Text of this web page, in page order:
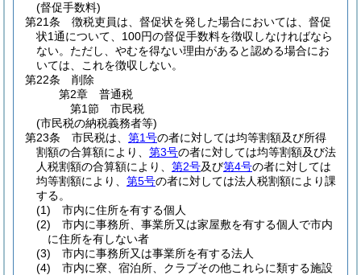
(督促手数料)
第21条
徴税吏員は、督促状を発した場合においては、督促
状1通について、100円の督促手数料を徴収しなければなら
ない。 ただし、やむを得ない理由があると認める場合にお
いては、これを徴収しない。
第22条
削除
第2章
普通税
第1節
市民税
(市民税の納税義務者等)
第23条
市民税は、 第1号の者に対しては均等割額及び所得
割額の合算額により、 第3号の者に対しては均等割額及び法
人税割額の合算額により、 第2号及び第4号の者に対しては
均等割額により、 第5号の者に対しては法人税割額により課
する。
(1)
市内に住所を有する個人
(2)
市内に事務所、事業所又は家屋敷を有する個人で市内
に住所を有しない者
(3)
市内に事務所又は事業所を有する法人
(4)
市内に寮、宿泊所、クラブその他これらに類する施設